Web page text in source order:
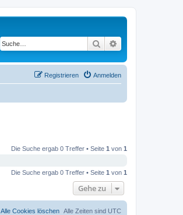
Suche
Anmelden
Registrieren
Die Suche ergab 0 Treffer • Seite 1 von 1
Die Suche ergab 0 Treffer • Seite 1 von 1
Gehe zu
Alle Zeiten sind UTC
Alle Cookies löschen